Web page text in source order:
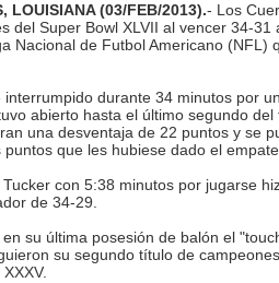
LOUISIANA (03/FEB/2013).- Los
del Super Bowl XLVII al vencer 34-
Nacional de Futbol Americano (NFL)
interrumpido durante 34 minutos por
abierto hasta el último segundo
una desventaja de 22 puntos y se
que les hubiese dado el empate.
con 5:38 minutos por jugarse
de 34-29.
su última posesión de balón el
su segundo título de